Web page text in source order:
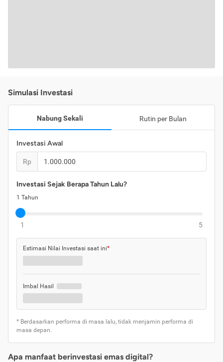
Simulasi Investasi
Nabung Sekali Rutin per Bulan
Investasi Awal
Rp
Investasi Sejak Berapa Tahun Lalu?
1 Tahun
1 5
Estimasi Nilai Investasi saat ini*
Imbal Hasil
* Berdasarkan performa di masa lalu, tidak menjamin performa di
masa depan.
Apa manfaat berinvestasi emas digital?